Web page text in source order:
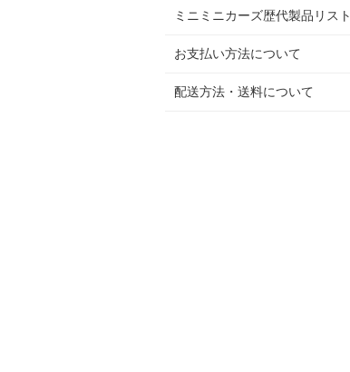
ミニミニカーズ歴代製品リスト
お支払い方法について
配送方法・送料について